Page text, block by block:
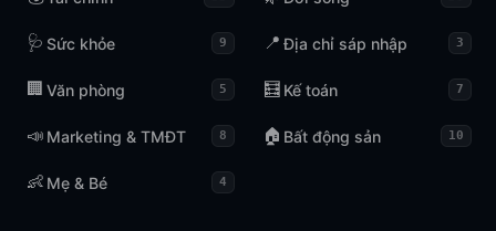
🩺 Sức khỏe 9 📍 Địa chỉ sáp nhập 3
🏢 Văn phòng 5 🧮 Kế toán 7
📣 Marketing & TMĐT 8 🏠 Bất động sản 10
👶 Mẹ & Bé 4